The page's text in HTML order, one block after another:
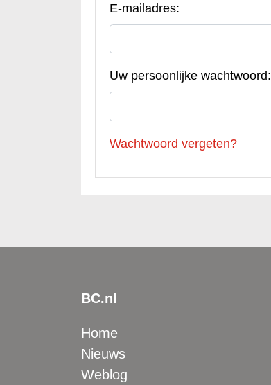
E-mailadres:
Uw persoonlijke wachtwoord:
Wachtwoord vergeten?
BC.nl
Home
Nieuws
Weblog